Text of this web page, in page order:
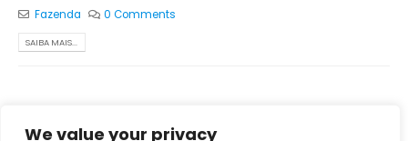
We value your privacy
Fazenda 0 Comments
SAIBA MAIS...